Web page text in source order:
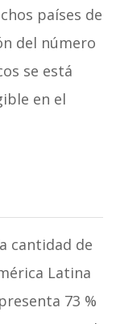
países de
del número
se está
en el
cantidad de
Latina
73 %